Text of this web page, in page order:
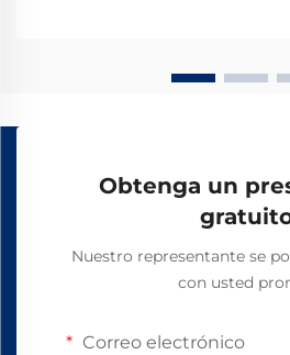
Obtenga un
Nuestro representante se
con usted
Correo electrónico